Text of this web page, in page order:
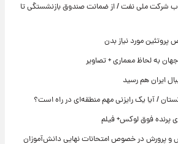
ملی نفت / از ضمانت صندوق بازنشستگی تا
مورد نیاز بدن
به لحاظ معماری + تصاویر
ایران هم رسید
/ آیا یک رایزنی مهم منطقه‌ای در راه است؟
پرنده فوق لوکس+ فیلم
و پرورش در خصوص امتحانات نهایی دانش‌آموزان